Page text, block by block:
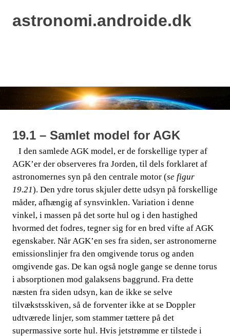
Skip
astronomi.androide.dk
19.1 – Samlet model for AGK
​​ ​​​​ I den samlede AGK model, er de forskellige typer af
AGK’er der observeres fra Jorden, til dels forklaret af
astronomernes syn på den centrale motor (se figur
19.21). Den ydre torus​​ skjuler dette udsyn på forskellige
måder, afhængig af synsvinklen. Variation i denne
vinkel, i massen på det sorte hul og i den hastighed
hvormed det fodres, tegner sig for en bred vifte af AGK
egenskaber. Når AGK’en ses fra siden, ser astronomerne
emissionslinjer fra den omgivende torus og anden
omgivende gas. De kan også nogle gange se denne torus
i absorptionen mod galaksens baggrund. Fra dette
næsten fra siden udsyn, kan de ikke se selve
tilvækstsskiven, så de forventer ikke at se Doppler
udtværede linjer, som stammer tættere på det
supermassive sorte hul. Hvis jetstrømme er tilstede i